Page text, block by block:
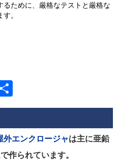
ために、厳格なテストと厳格な
。
外エンクロージャは主に亜鉛
作られています。